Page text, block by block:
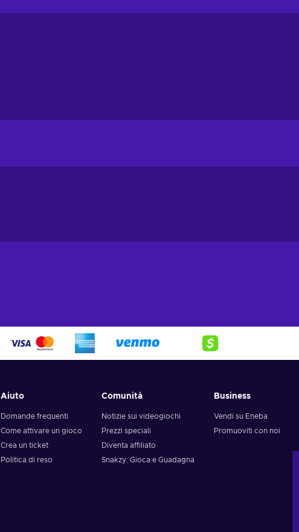
Aiuto
Domande frequenti
Come attivare un gioco
Crea un ticket
Politica di reso
Comunità
Notizie sui videogiochi
Prezzi speciali
Diventa affiliato
Snakzy: Gioca e Guadagna
Business
Vendi su Eneba
Promuoviti con noi